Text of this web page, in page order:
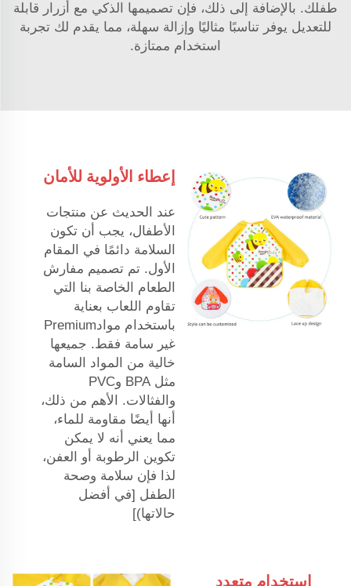
طفلك. بالإضافة إلى ذلك، فإن تصميمها الذكي مع أزرار قابلة
للتعديل يوفر تناسبًا مثاليًا وإزالة سهلة، مما يقدم لك تجربة
استخدام ممتازة.
إعطاء الأولوية للأمان
عند الحديث عن منتجات
الأطفال، يجب أن تكون
السلامة دائمًا في المقام
الأول. تم تصميم مفارش
الطعام الخاصة بنا التي
تقاوم اللعاب بعناية
باستخدام موادPremium
غير سامة فقط. جميعها
خالية من المواد السامة
مثل BPA وPVC
والفثالات. الأهم من ذلك،
أنها أيضًا مقاومة للماء،
مما يعني أنه لا يمكن
تكوين الرطوبة أو العفن،
لذا فإن سلامة وصحة
الطفل [في أفضل
حالاتها)]
استخدام متعدد